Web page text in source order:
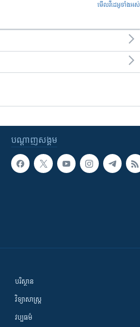
មើល​វីដេអូ​ទាំង​អស់
បណ្តាញ​សង្គម
បរិស្ថាន
វិទ្យាសាស្រ្ត
វប្បធម៌